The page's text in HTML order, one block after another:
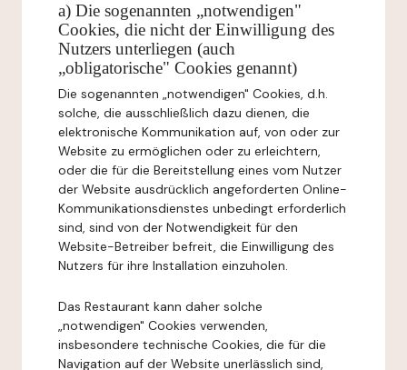
a) Die sogenannten „notwendigen"
Cookies, die nicht der Einwilligung des
Nutzers unterliegen (auch
„obligatorische" Cookies genannt)
Die sogenannten „notwendigen" Cookies, d.h.
solche, die ausschließlich dazu dienen, die
elektronische Kommunikation auf, von oder zur
Website zu ermöglichen oder zu erleichtern,
oder die für die Bereitstellung eines vom Nutzer
der Website ausdrücklich angeforderten Online-
Kommunikationsdienstes unbedingt erforderlich
sind, sind von der Notwendigkeit für den
Website-Betreiber befreit, die Einwilligung des
Nutzers für ihre Installation einzuholen.
Das Restaurant kann daher solche
„notwendigen" Cookies verwenden,
insbesondere technische Cookies, die für die
Navigation auf der Website unerlässlich sind,